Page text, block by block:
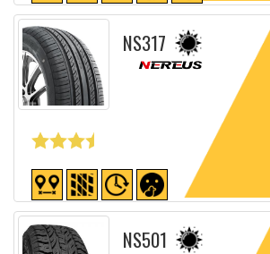
NS317
NS501